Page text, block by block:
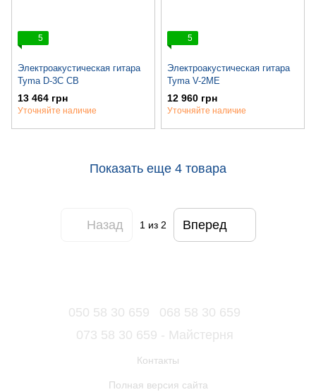
5
Электроакустическая гитара
Tyma D-3C CB
13 464 грн
Уточняйте наличие
5
Электроакустическая гитара
Tyma V-2ME
12 960 грн
Уточняйте наличие
Показать еще 4 товара
Назад 1из 2 Вперед
050 58 30 659
068 58 30 659
073 58 30 659 - Майстерня
Контакты
Полная версия сайта